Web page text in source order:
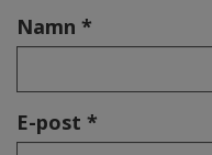
Namn *
E-post *